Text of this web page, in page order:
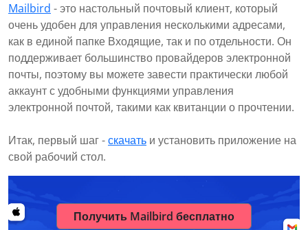
Mailbird - это настольный почтовый клиент, который
очень удобен для управления несколькими адресами,
как в единой папке Входящие, так и по отдельности. Он
поддерживает большинство провайдеров электронной
почты, поэтому вы можете завести практически любой
аккаунт с удобными функциями управления
электронной почтой, такими как квитанции о прочтении.
Итак, первый шаг -скачать и установить приложение на
свой рабочий стол.
Получить Mailbird бесплатно